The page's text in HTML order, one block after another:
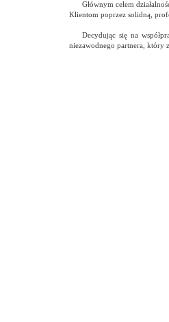
Głównym celem
Klientom poprzez solidną,
Decydując się na
niezawodnego partnera, który